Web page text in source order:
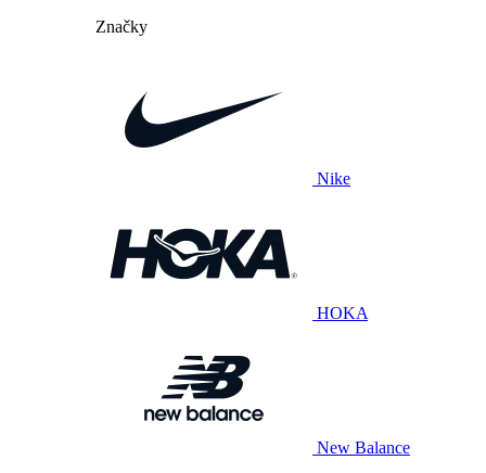
Značky
Nike
HOKA
New Balance